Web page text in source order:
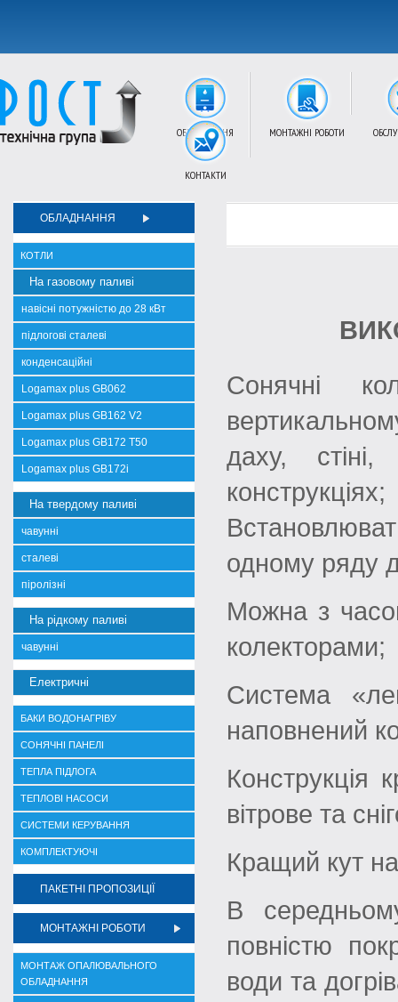
ОБЛАДНАННЯ МОНТАЖНІ РОБОТИ
КОНТАКТИ
ОБЛАДНАННЯ
КОТЛИ
На газовому паливі
навісні потужністю до 28 кВт
підлогові сталеві
конденсаційні
Logamax plus GB062
Logamax plus GB162 V2
Logamax plus GB172 T50
Logamax plus GB172i
На твердому паливі
чавунні
сталеві
піролізні
На рідкому паливі
чавунні
Електричні
БАКИ ВОДОНАГРІВУ
СОНЯЧНІ ПАНЕЛІ
ТЕПЛА ПІДЛОГА
ТЕПЛОВІ НАСОСИ
СИСТЕМИ КЕРУВАННЯ
КОМПЛЕКТУЮЧІ
ПАКЕТНІ ПРОПОЗИЦІЇ
МОНТАЖНІ РОБОТИ
МОНТАЖ ОПАЛЮВАЛЬНОГО
ОБЛАДНАННЯ
Сонячні
даху,
конструкціях;
одному ряду
Можна з
колекторами;
Система
наповнений
Конструкція
вітрове та
Кращий кут
В
повністю
води та